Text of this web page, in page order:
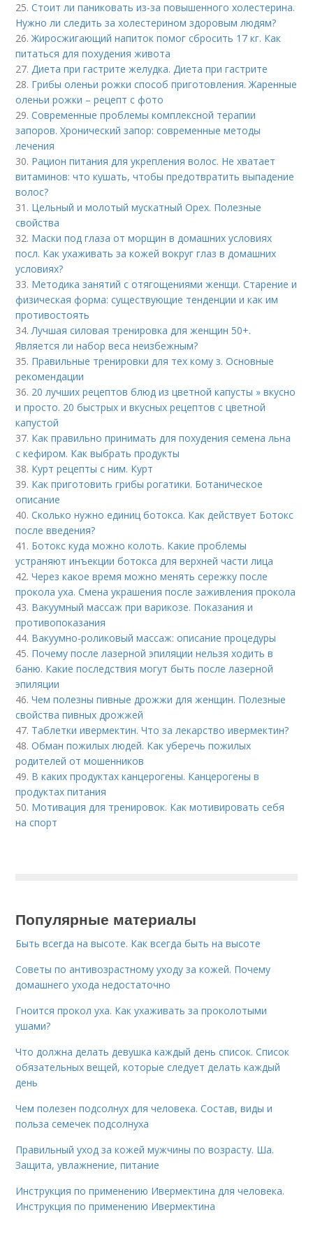
25.Стоит ли паниковать из-за повышенного холестерина.
Нужно ли следить за холестерином здоровым людям?
26.Жиросжигающий напиток помог сбросить 17 кг. Как
питаться для похудения живота
27.Диета при гастрите желудка. Диета при гастрите
28. Грибы оленьи рожки способ приготовления. Жаренные
оленьи рожки – рецепт с фото
29.Современные проблемы комплексной терапии
запоров. Хронический запор: современные методы
лечения
30. Рацион питания для укрепления волос. Не хватает
витаминов: что кушать, чтобы предотвратить выпадение
волос?
31. Цельный и молотый мускатный Орех. Полезные
свойства
32. Маски под глаза от морщин в домашних условиях
посл. Как ухаживать за кожей вокруг глаз в домашних
условиях?
33. Методика занятий с отягощениями женщи. Старение и
физическая форма: существующие тенденции и как им
противостоять
34.Лучшая силовая тренировка для женщин 50+.
Является ли набор веса неизбежным?
35. Правильные тренировки для тех кому з. Основные
рекомендации
36. 20 лучших рецептов блюд из цветной капусты » вкусно
и просто. 20 быстрых и вкусных рецептов с цветной
капустой
37. Как правильно принимать для похудения семена льна
с кефиром. Как выбрать продукты
38. Курт рецепты с ним. Курт
39. Как приготовить грибы рогатики. Ботаническое
описание
40.Сколько нужно единиц ботокса. Как действует Ботокс
после введения?
41. Ботокс куда можно колоть. Какие проблемы
устраняют инъекции ботокса для верхней части лица
42.Через какое время можно менять сережку после
прокола уха. Смена украшения после заживления прокола
43. Вакуумный массаж при варикозе. Показания и
противопоказания
44. Вакуумно-роликовый массаж: описание процедуры
45. Почему после лазерной эпиляции нельзя ходить в
баню. Какие последствия могут быть после лазерной
эпиляции
46.Чем полезны пивные дрожжи для женщин. Полезные
свойства пивных дрожжей
47. Таблетки ивермектин. Что за лекарство ивермектин?
48.Обман пожилых людей. Как уберечь пожилых
родителей от мошенников
49. В каких продуктах канцерогены. Канцерогены в
продуктах питания
50. Мотивация для тренировок. Как мотивировать себя
на спорт
Популярные материалы
Быть всегда на высоте. Как всегда быть на высоте
Советы по антивозрастному уходу за кожей. Почему
домашнего ухода недостаточно
Гноится прокол уха. Как ухаживать за проколотыми
ушами?
Что должна делать девушка каждый день список. Список
обязательных вещей, которые следует делать каждый
день
Чем полезен подсолнух для человека. Состав, виды и
польза семечек подсолнуха
Правильный уход за кожей мужчины по возрасту. Ша.
Защита, увлажнение, питание
Инструкция по применению Ивермектина для человека.
Инструкция по применению Ивермектина